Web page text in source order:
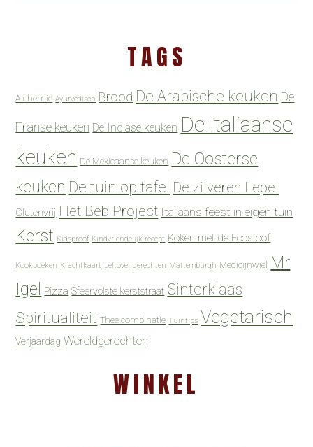
TAGS
Alchemie Ayurvedisch Brood De Arabische keuken De
Franse keuken De Indiase keuken De Italiaanse
keuken De Mexicaanse keuken De Oosterse
keuken De tuin op tafel De zilveren Lepel
Glutenvrij Het Beb Project Italiaans feest in eigen tuin
Kerst Kidsproof Kindvriendelijk recept Koken met de Ecostoof
Kookboeken Krachtkaart Leftover gerechten Mattemburgh Medicijnwiel Mr
Igel
Pizza Sfeervolste kerststraat Sinterklaas
Spiritualiteit Thee combinatie Tuintips Vegetarisch
Verjaardag Wereldgerechten
WINKEL